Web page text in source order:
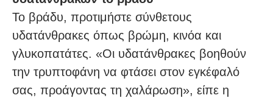
Το βράδυ, προτιμήστε σύνθετους
υδατάνθρακες όπως βρώμη, κινόα και
γλυκοπατάτες. «Οι υδατάνθρακες βοηθούν
την τρυπτοφάνη να φτάσει στον εγκέφαλό
σας, προάγοντας τη χαλάρωση», είπε η